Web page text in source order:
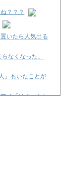
？？？
いたら人気出る
なくなった」
」もいたことが
イ「はえーかわ